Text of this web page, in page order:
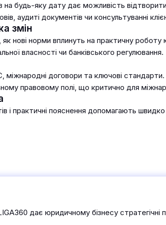
на будь-яку дату дає можливість
аудиті документів чи консультуванні
змін
нові норми вплинуть на практичну
власності чи банківського регулювання.
міжнародні договори та ключові
правовому полі, що критично для
і практичні пояснення допомагають
дає юридичному бізнесу стратегічні